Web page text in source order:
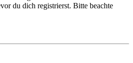
du dich registrierst. Bitte beachte